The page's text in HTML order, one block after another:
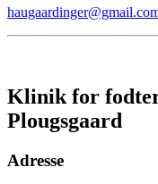
Klinik for
Plougsgaard
Adresse